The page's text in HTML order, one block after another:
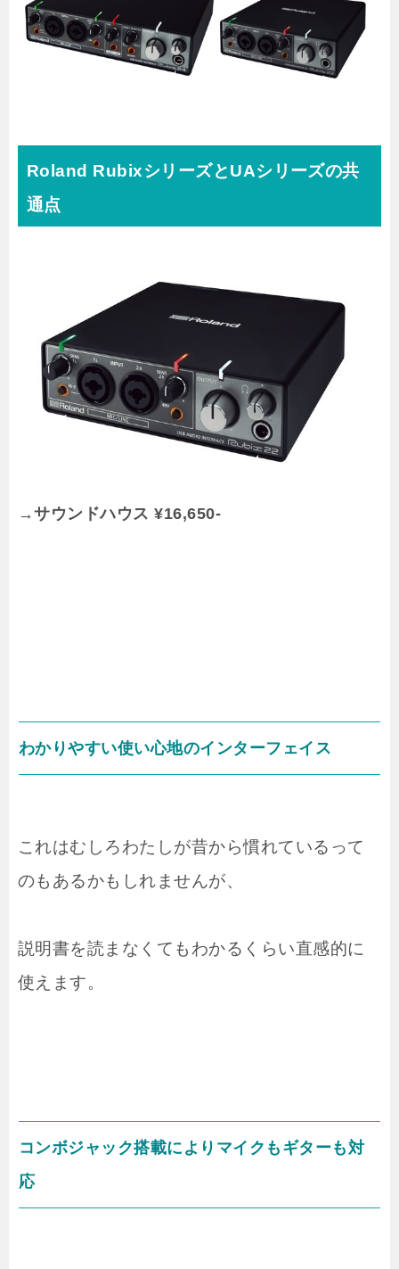
Roland RubixシリーズとUAシリーズの共
通点
→サウンドハウス ¥16,650-
わかりやすい使い心地のインターフェイス
これはむしろわたしが昔から慣れているって
のもあるかもしれませんが、
説明書を読まなくてもわかるくらい直感的に
使えます。
コンボジャック搭載によりマイクもギターも対
応